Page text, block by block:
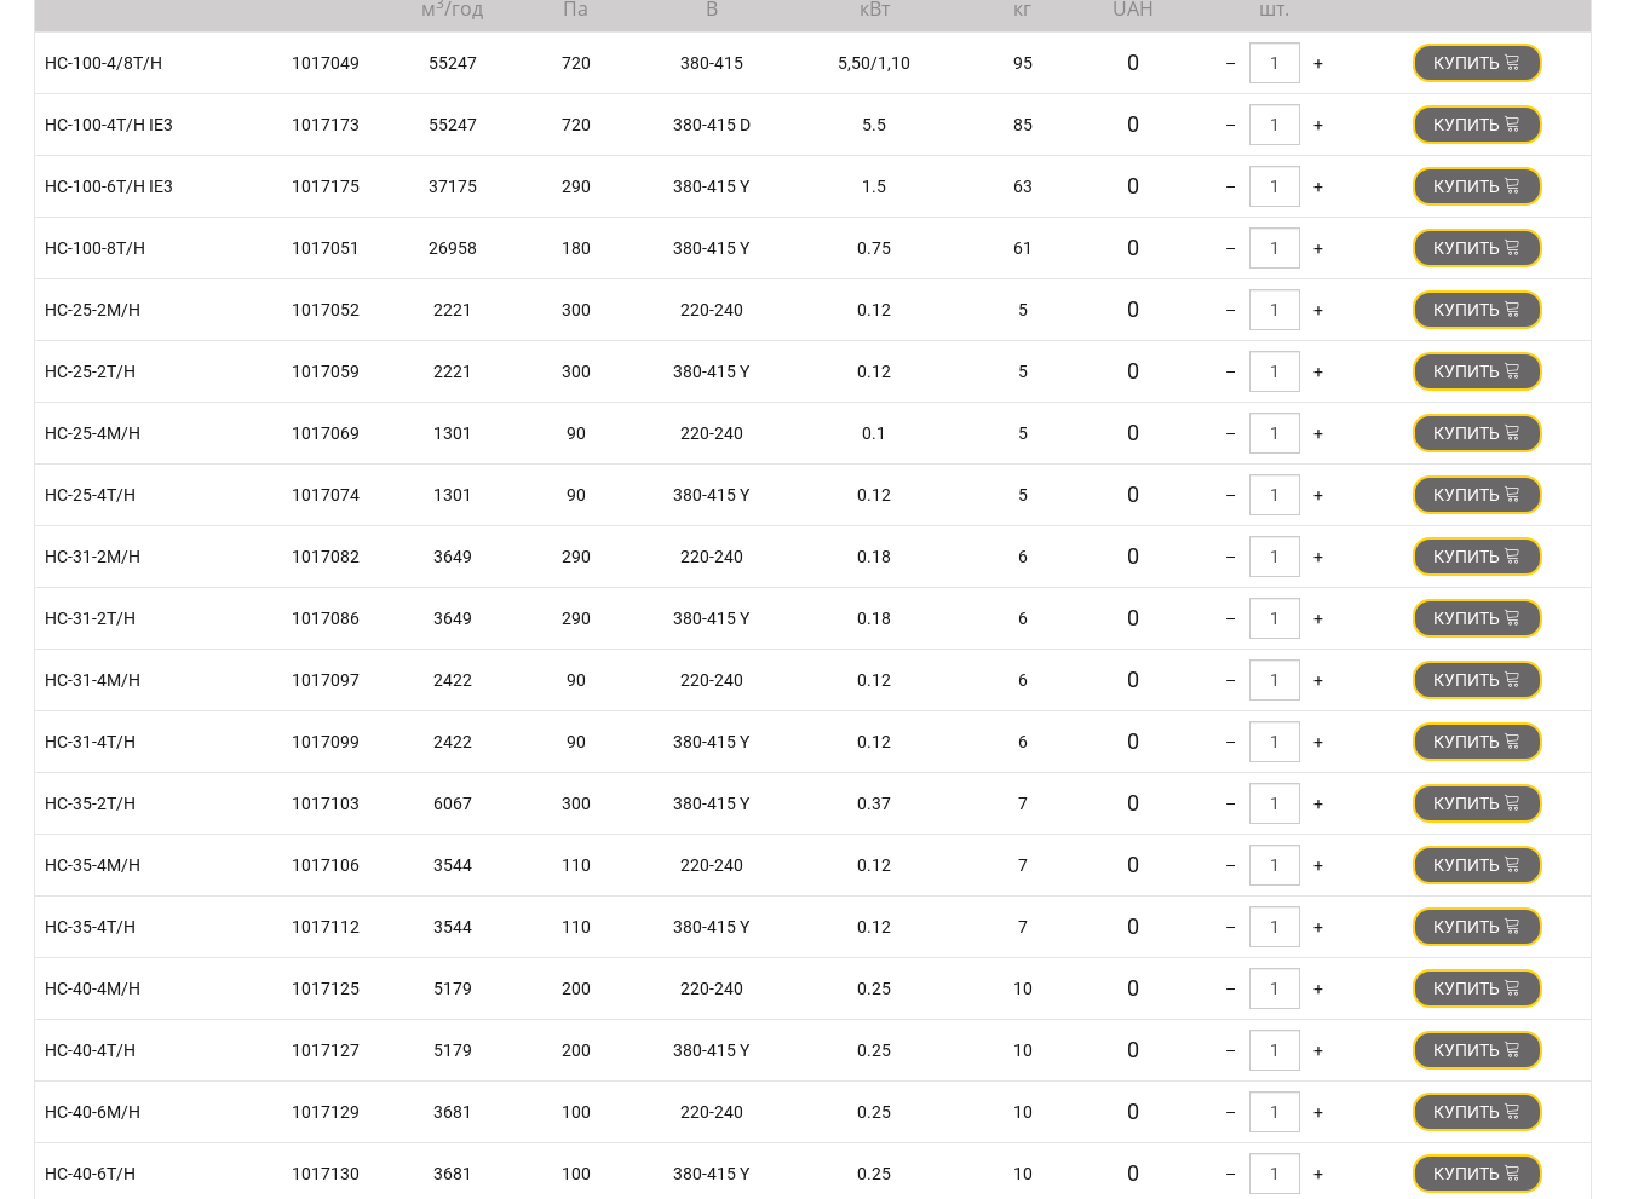
м /год
Па
В
кВт
кг
UAH
шт.
HC-100-4/8T/H 1017049 55247 720 380-415 5,50/1,10 95 0 – + КУПИТЬ
HC-100-4T/H IE3 1017173 55247 720 380-415 D 5.5 85 0 – + КУПИТЬ
HC-100-6T/H IE3 1017175 37175 290 380-415 Y 1.5 63 0 – + КУПИТЬ
HC-100-8T/H 1017051 26958 180 380-415 Y 0.75 61 0 – + КУПИТЬ
HC-25-2M/H 1017052 2221 300 220-240 0.12 5 0 – + КУПИТЬ
HC-25-2T/H 1017059 2221 300 380-415 Y 0.12 5 0 – + КУПИТЬ
HC-25-4M/H 1017069 1301 90 220-240 0.1 5 0 – + КУПИТЬ
HC-25-4T/H 1017074 1301 90 380-415 Y 0.12 5 0 – + КУПИТЬ
HC-31-2M/H 1017082 3649 290 220-240 0.18 6 0 – + КУПИТЬ
HC-31-2T/H 1017086 3649 290 380-415 Y 0.18 6 0 – + КУПИТЬ
HC-31-4M/H 1017097 2422 90 220-240 0.12 6 0 – + КУПИТЬ
HC-31-4T/H 1017099 2422 90 380-415 Y 0.12 6 0 – + КУПИТЬ
HC-35-2T/H 1017103 6067 300 380-415 Y 0.37 7 0 – + КУПИТЬ
HC-35-4M/H 1017106 3544 110 220-240 0.12 7 0 – + КУПИТЬ
HC-35-4T/H 1017112 3544 110 380-415 Y 0.12 7 0 – + КУПИТЬ
HC-40-4M/H 1017125 5179 200 220-240 0.25 10 0 – + КУПИТЬ
HC-40-4T/H 1017127 5179 200 380-415 Y 0.25 10 0 – + КУПИТЬ
HC-40-6M/H 1017129 3681 100 220-240 0.25 10 0 – + КУПИТЬ
HC-40-6T/H 1017130 3681 100 380-415 Y 0.25 10 0 – + КУПИТЬ